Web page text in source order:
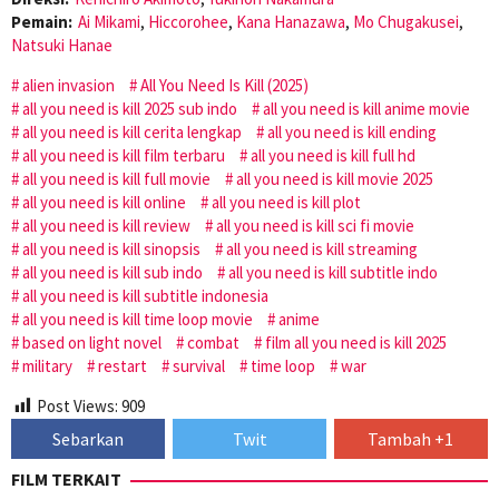
Pemain: Ai Mikami, Hiccorohee, Kana Hanazawa, Mo Chugakusei,
Natsuki Hanae
alien invasion
All You Need Is Kill (2025)
all you need is kill 2025 sub indo
all you need is kill anime movie
all you need is kill cerita lengkap
all you need is kill ending
all you need is kill film terbaru
all you need is kill full hd
all you need is kill full movie
all you need is kill movie 2025
all you need is kill online
all you need is kill plot
all you need is kill review
all you need is kill sci fi movie
all you need is kill sinopsis
all you need is kill streaming
all you need is kill sub indo
all you need is kill subtitle indo
all you need is kill subtitle indonesia
all you need is kill time loop movie
anime
based on light novel
combat
film all you need is kill 2025
military
restart survival time loop
war
Post Views: 909
Sebarkan Twit
Tambah +1
FILM TERKAIT